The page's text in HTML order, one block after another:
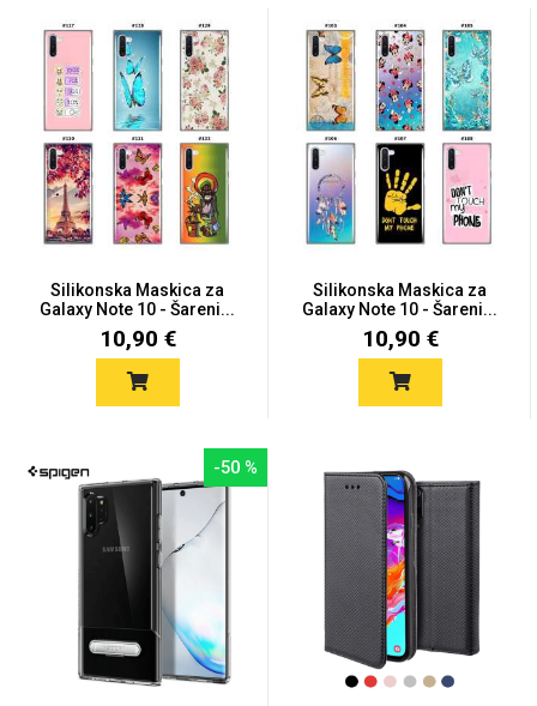
Silikonska Maskica za
Galaxy Note 10 - Šareni...
10,90 €
Silikonska Maskica za
Galaxy Note 10 - Šareni...
10,90 €
-50 %